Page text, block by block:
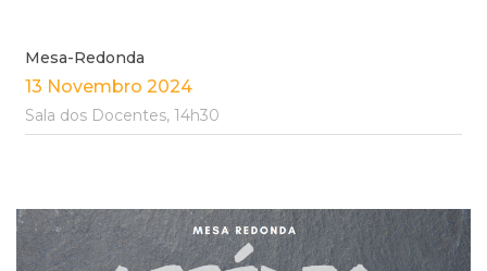
Mesa-Redonda
13 Novembro 2024
Sala dos Docentes, 14h30